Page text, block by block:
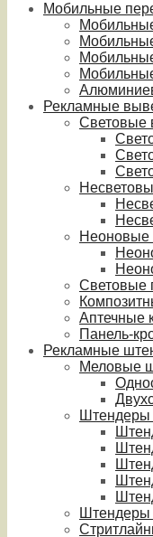
Мобильные
Рекламные
Световые
Неоновые
Световые
Аптечные
Панель-
Рекламные
Меловые
Штендеры
Штендеры